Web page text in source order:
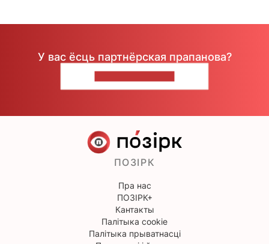
У вас ёсць партнёрская прапанова?
ПОЗІРК
Пра нас
ПОЗІРК+
Кантакты
Палітыка cookie
Палітыка прыватнасці